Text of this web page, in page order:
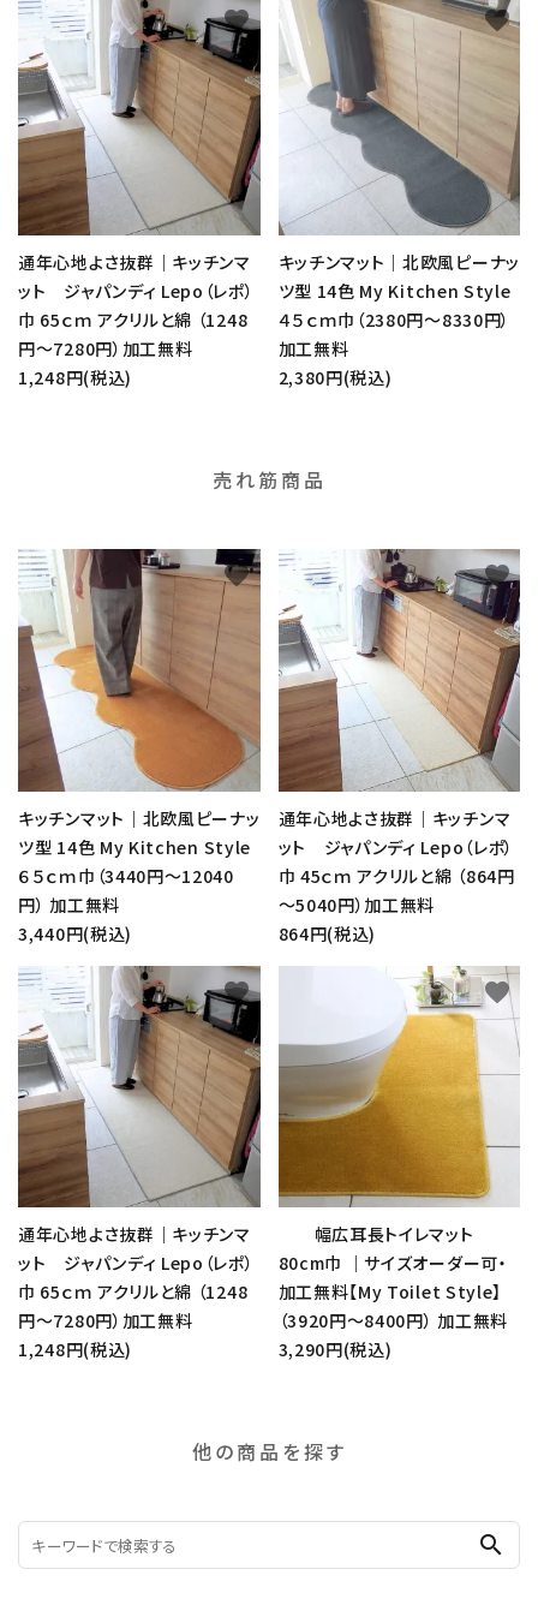
通年心地よさ抜群｜キッチンマ
ット ジャパンディ Lepo（レポ）
巾 65ｃｍ アクリルと綿 （1248
円～7280円）加工無料
1,248円(税込)
favorite
キッチンマット｜北欧風ピーナッ
ツ型 14色 My Kitchen Style
４５ｃｍ巾（2380円～8330円）
加工無料
2,380円(税込)
favorite
売れ筋商品
キッチンマット｜北欧風ピーナッ
ツ型 14色 My Kitchen Style
６５ｃｍ巾（3440円～12040
円） 加工無料
3,440円(税込)
favorite
通年心地よさ抜群｜キッチンマ
ット ジャパンディ Lepo（レポ）
巾 45ｃｍ アクリルと綿 （864円
～5040円）加工無料
864円(税込)
favorite
通年心地よさ抜群｜キッチンマ
ット ジャパンディ Lepo（レポ）
巾 65ｃｍ アクリルと綿 （1248
円～7280円）加工無料
1,248円(税込)
favorite
幅広耳長トイレマット
80cm巾 ｜サイズオーダー可・
加工無料【My Toilet Style】
（3920円～8400円） 加工無料
3,290円(税込)
favorite
他の商品を探す
search